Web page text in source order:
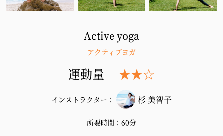
TOP
Concept
Price
Instructor
Active yoga
アクティブヨガ
運動量 ★★☆
インストラクター： 杉 美智子
所要時間：60分